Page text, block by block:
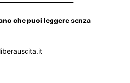
che puoi leggere senza